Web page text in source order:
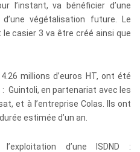
l’instant, va bénéficier d’une
végétalisation future. Le
casier 3 va être créé ainsi que
millions d’euros HT, ont été
Guintoli, en partenariat avec les
et à l’entreprise Colas. Ils ont
estimée d’un an.
d’une ISDND :